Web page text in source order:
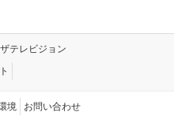
テレビジョン
境 お問い合わせ